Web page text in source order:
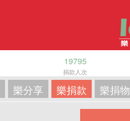
19795
捐款人次
樂分享 樂捐款 樂捐物